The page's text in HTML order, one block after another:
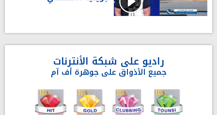
راديو على شبكة الأنترنات
جميع الأذواق على جوهرة أف آم